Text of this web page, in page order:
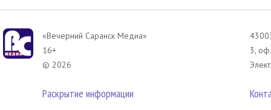
«Вечерний Саранск Mедиа»
16+
© 2026
Раскрытие информации
3,